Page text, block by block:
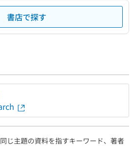
書店で探す
じ主題の資料を指すキーワード、著者